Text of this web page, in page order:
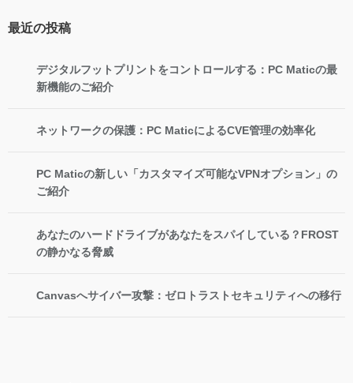
最近の投稿
デジタルフットプリントをコントロールする：PC Maticの最
新機能のご紹介
ネットワークの保護：PC MaticによるCVE管理の効率化
PC Maticの新しい「カスタマイズ可能なVPNオプション」の
ご紹介
あなたのハードドライブがあなたをスパイしている？FROST
の静かなる脅威
Canvasへサイバー攻撃：ゼロトラストセキュリティへの移行